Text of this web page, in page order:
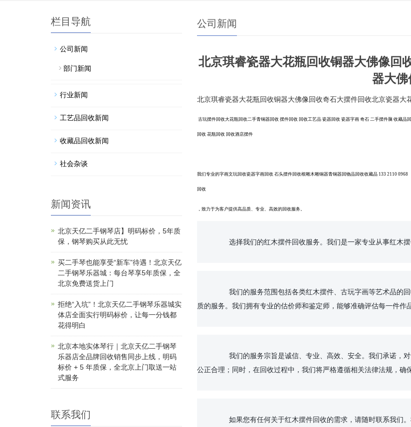
公司新闻
北京琪睿瓷器大花瓶回收铜器大佛像回
器大
北京琪睿瓷器大花瓶回收铜器大佛像回收奇石大摆件回收北京瓷器大
古玩摆件回收大花瓶回收二手青铜器回收 摆件回收 回收工艺品 瓷器回收 瓷器字画 奇石 二手摆件脑 收藏品
回收 花瓶回收 回收酒店摆件
我们专业的字画文玩回收瓷器字画回收 石头摆件回收根雕木雕铜器青铜器回物品回收收藏品 133 2110 0968
回收
，致力于为客户提供高品质、专业、高效的回收服务。
质的服务。我们拥有专业的估价师和鉴定师，能够准确评估每一件作
公正合理；同时，在回收过程中，我们将严格遵循相关法律法规，确
栏目导航
公司新闻
部门新闻
行业新闻
工艺品回收新闻
收藏品回收新闻
社会杂谈
新闻资讯
北京天亿二手钢琴店】明码标价，5年质
保，钢琴购买从此无忧
买二手琴也能享受“新车”待遇！北京天亿
二手钢琴乐器城：每台琴享5年质保，全
北京免费送货上门
拒绝“入坑”！北京天亿二手钢琴乐器城实
体店全面实行明码标价，让每一分钱都
花得明白
北京本地实体琴行｜北京天亿二手钢琴
乐器店全品牌回收销售同步上线，明码
标价 + 5 年质保，全北京上门取送一站
式服务
联系我们